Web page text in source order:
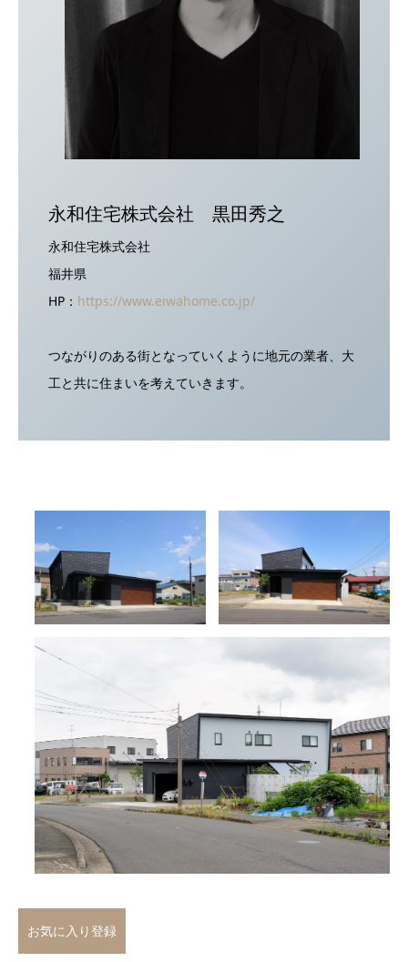
永和住宅株式会社 黒田秀之
永和住宅株式会社
福井県
HP： https://www.eiwahome.co.jp/
つながりのある街となっていくように地元の業者、大
工と共に住まいを考えていきます。
お気に入り登録